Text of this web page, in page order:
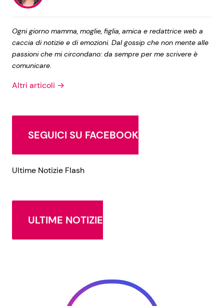
Ogni giorno mamma, moglie, figlia, amica e redattrice web a
caccia di notizie e di emozioni. Dal gossip che non mente alle
passioni che mi circondano: da sempre per me scrivere è
comunicare.
Altri articoli →
SEGUICI SU FACEBOOK
Ultime Notizie Flash
ULTIME NOTIZIE